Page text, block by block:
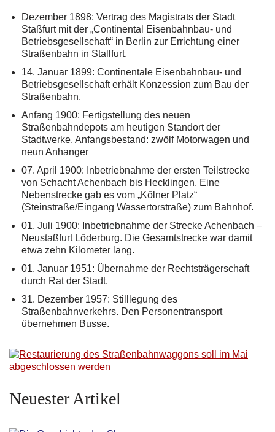
Dezember 1898: Vertrag des Magistrats der Stadt
Staßfurt mit der „Continental Eisenbahnbau- und
Betriebsgesellschaft“ in Berlin zur Errichtung einer
Straßenbahn in Stallfurt.
14. Januar 1899: Continentale Eisenbahnbau- und
Betriebsgesellschaft erhält Konzession zum Bau der
Straßenbahn.
Anfang 1900: Fertigstellung des neuen
Straßenbahndepots am heutigen Standort der
Stadtwerke. Anfangsbestand: zwölf Motorwagen und
neun Anhanger
07. April 1900: Inbetriebnahme der ersten Teilstrecke
von Schacht Achenbach bis Hecklingen. Eine
Nebenstrecke gab es vom „Kölner Platz“
(Steinstraße/Eingang Wassertorstraße) zum Bahnhof.
01. Juli 1900: Inbetriebnahme der Strecke Achenbach –
Neustaßfurt Löderburg. Die Gesamtstrecke war damit
etwa zehn Kilometer lang.
01. Januar 1951: Übernahme der Rechtsträgerschaft
durch Rat der Stadt.
31. Dezember 1957: Stilllegung des
Straßenbahnverkehrs. Den Personentransport
übernehmen Busse.
Neuester Artikel